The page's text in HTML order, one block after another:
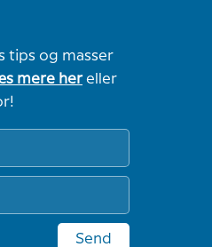
tips og masser
mere hereller
Send